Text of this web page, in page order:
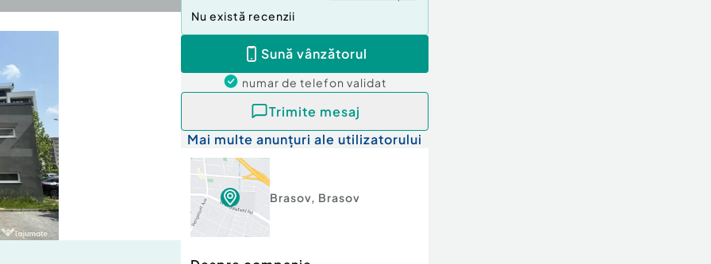
Nu există recenzii
Sună vânzătorul
numar de telefon validat
Trimite mesaj
Mai multe anunțuri ale utilizatorului
Brasov, Brasov